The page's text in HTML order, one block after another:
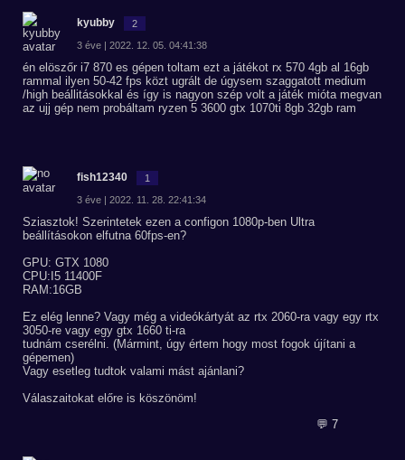
kyubby 2
3 éve | 2022. 12. 05. 04:41:38
én elöszőr i7 870 es gépen toltam ezt a játékot rx 570 4gb al 16gb
rammal ilyen 50-42 fps közt ugrált de úgysem szaggatott medium
/high beállitásokkal és így is nagyon szép volt a játék mióta megvan
az ujj gép nem probáltam ryzen 5 3600 gtx 1070ti 8gb 32gb ram
fish12340 1
3 éve | 2022. 11. 28. 22:41:34
Sziasztok! Szerintetek ezen a configon 1080p-ben Ultra
beállításokon elfutna 60fps-en?
GPU: GTX 1080
CPU:I5 11400F
RAM:16GB
Ez elég lenne? Vagy még a videókártyát az rtx 2060-ra vagy egy rtx
3050-re vagy egy gtx 1660 ti-ra
tudnám cserélni. (Mármint, úgy értem hogy most fogok újítani a
gépemen)
Vagy esetleg tudtok valami mást ajánlani?
Válaszaitokat előre is köszönöm!
💬 7